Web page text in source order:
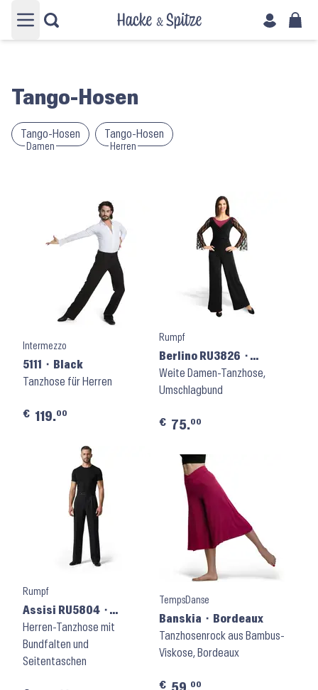
Hauptmenü öffnen
Tango-Hosen
Tango-Hosen
Damen
Tango-Hosen
Herren
Intermezzo
5111 ⬝ Black
Tanzhose für Herren
€ 119.00
Rumpf
Berlino RU3826 ⬝
Schwarz
Weite Damen-Tanzhose,
Umschlagbund
€ 75.00
Rumpf
Assisi RU5804 ⬝
Schwarz
Herren-Tanzhose mit
Bundfalten und
Seitentaschen
TempsDanse
Banskia ⬝ Bordeaux
Tanzhosenrock aus Bambus-
Viskose, Bordeaux
€ 00